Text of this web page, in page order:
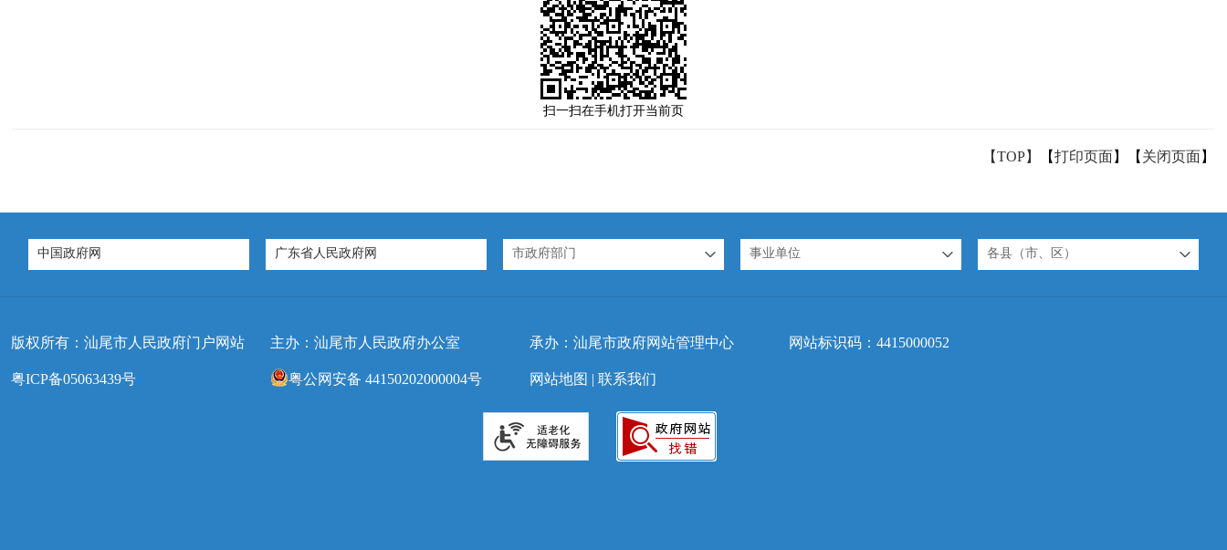
扫一扫在手机打开当前页
【TOP】 【打印页面】【 关闭页面】
中国政府网 广东省人民政府网 市政府部门 事业单位 各县（市、区）
版权所有：汕尾市人民政府门户网站 主办：汕尾市人民政府办公室 承办：汕尾市政府网站管理中心 网站标识码：4415000052
粤ICP备05063439号 粤公网安备 44150202000004号 网站地图 | 联系我们